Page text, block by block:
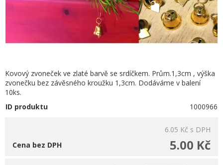
Kovový zvoneček ve zlaté barvě se srdíčkem. Prům.1,3cm , výška
zvonečku bez závěsného kroužku 1,3cm. Dodáváme v balení
10ks.
ID produktu
1000966
6.05 Kč s DPH
5.00 Kč
Cena bez DPH